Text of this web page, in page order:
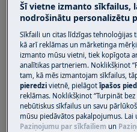
Vienmēr esiet
tehniku. Smagu
diviem cilvēkiem.
cimdus un drošības
cimdus, lai aizsargātos
izraisīt asas malas.
Šī vietne izmanto sīkfailus,
nodrošinātu personalizētu
Sīkfaili un citas līdzīgas tehnoloģijas
kā arī reklāmas un mārketinga
izmanto mūsu vietni, tiek kopīgota
analītikas partneriem. Noklikšķinot
tam, kā mēs izmantojam sīkfailus,
pieredzivietnē, pielāgotīpašos
reklāmas. Noklikšķinot “Turpināt
nebūtiskus sīkfailus un savu
mūsu piedāvātos pakalpojumus. Lai
Paziņojumu par sīkfailiem un